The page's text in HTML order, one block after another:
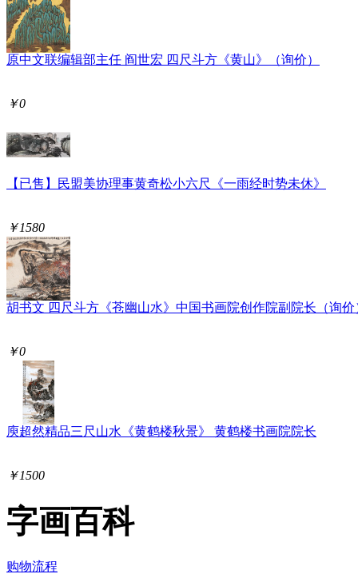
原中文联编辑部主任 阎世宏 四尺斗方《黄山》（询价）
￥0
【已售】民盟美协理事黄奇松小六尺《一雨经时势未休》
￥1580
胡书文 四尺斗方《苍幽山水》中国书画院创作院副院长（询价
￥0
庾超然精品三尺山水《黄鹤楼秋景》 黄鹤楼书画院院长
￥1500
字画百科
购物流程